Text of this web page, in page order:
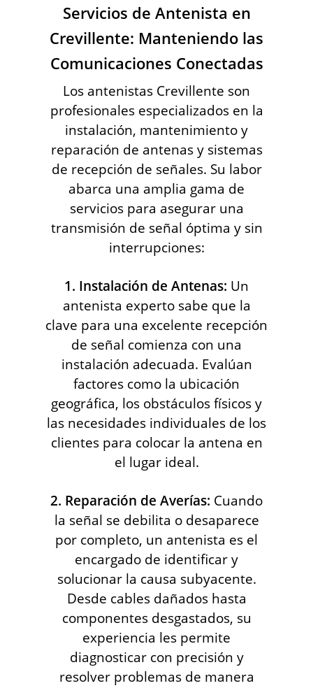
Servicios de Antenista en
Crevillente: Manteniendo las
Comunicaciones Conectadas
Los antenistas Crevillente son
profesionales especializados en la
instalación, mantenimiento y
reparación de antenas y sistemas
de recepción de señales. Su labor
abarca una amplia gama de
servicios para asegurar una
transmisión de señal óptima y sin
interrupciones:
1. Instalación de Antenas: Un
antenista experto sabe que la
clave para una excelente recepción
de señal comienza con una
instalación adecuada. Evalúan
factores como la ubicación
geográfica, los obstáculos físicos y
las necesidades individuales de los
clientes para colocar la antena en
el lugar ideal.
2. Reparación de Averías: Cuando
la señal se debilita o desaparece
por completo, un antenista es el
encargado de identificar y
solucionar la causa subyacente.
Desde cables dañados hasta
componentes desgastados, su
experiencia les permite
diagnosticar con precisión y
resolver problemas de manera